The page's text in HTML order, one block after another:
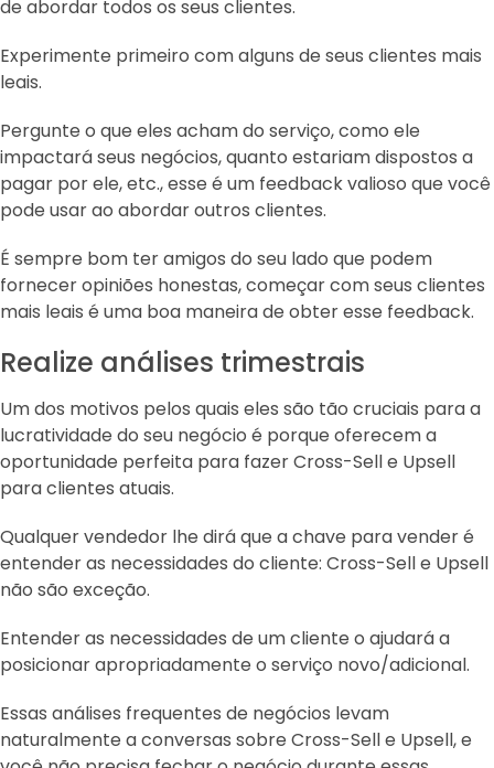
de abordar todos os seus clientes.
Experimente primeiro com alguns de seus clientes mais
leais.
Pergunte o que eles acham do serviço, como ele
impactará seus negócios, quanto estariam dispostos a
pagar por ele, etc., esse é um feedback valioso que você
pode usar ao abordar outros clientes.
É sempre bom ter amigos do seu lado que podem
fornecer opiniões honestas, começar com seus clientes
mais leais é uma boa maneira de obter esse feedback.
Realize análises trimestrais
Um dos motivos pelos quais eles são tão cruciais para a
lucratividade do seu negócio é porque oferecem a
oportunidade perfeita para fazer Cross-Sell e Upsell
para clientes atuais.
Qualquer vendedor lhe dirá que a chave para vender é
entender as necessidades do cliente: Cross-Sell e Upsell
não são exceção.
Entender as necessidades de um cliente o ajudará a
posicionar apropriadamente o serviço novo/adicional.
Essas análises frequentes de negócios levam
naturalmente a conversas sobre Cross-Sell e Upsell, e